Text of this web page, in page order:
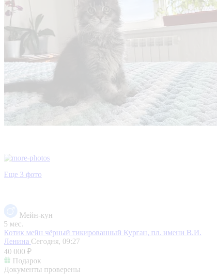
Еще 3 фото
Мейн-кун
5 мес.
Котик мейн чёрный тикированный Курган, пл. имени В.И.
Ленина Сегодня, 09:27
40 000 ₽
Подарок
Документы проверены